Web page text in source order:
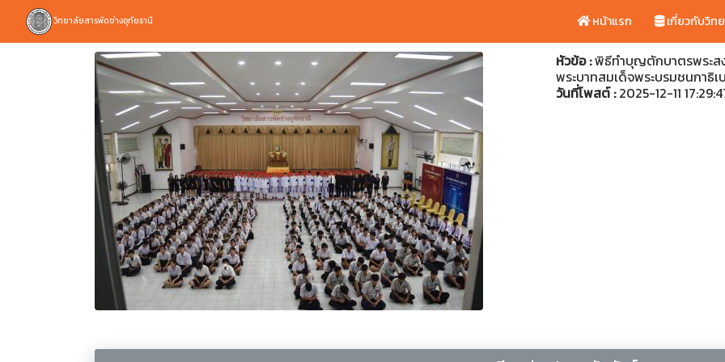
วิทยาลัยสารพัดช่างอุทัยธานี หน้าแรก เกี่ยวกับวิท
หัวข้อ :พิธีทำบุญตักบาตรพระส
พระบาทสมเด็จพระบรมชนกา
วันที่โพสต์ :2025-12-11